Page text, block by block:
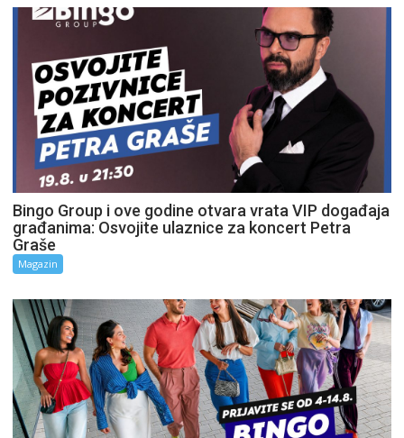
Bingo Group i ove godine otvara vrata VIP događaja
građanima: Osvojite ulaznice za koncert Petra
Graše
Magazin